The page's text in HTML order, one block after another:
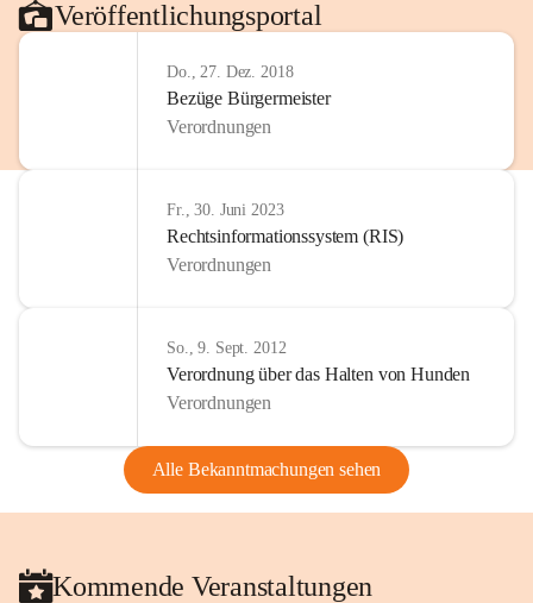
Veröffentlichungsportal
Do., 27. Dez. 2018
Bezüge Bürgermeister
Verordnungen
Fr., 30. Juni 2023
Rechtsinformationssystem (RIS)
Verordnungen
So., 9. Sept. 2012
Verordnung über das Halten von Hunden
Verordnungen
Alle Bekanntmachungen sehen
Kommende Veranstaltungen